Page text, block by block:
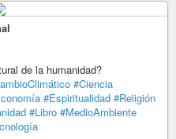
de la humanidad?
#Ciencia
#Espiritualidad #Religión
#Libro #MedioAmbiente